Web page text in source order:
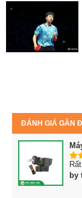
ĐÁNH GIÁ GẦN
5
by